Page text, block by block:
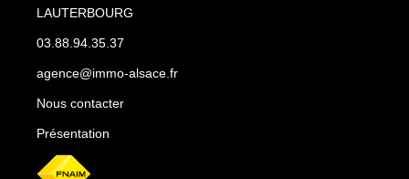
LAUTERBOURG
03.88.94.35.37
agence@immo-alsace.fr
Nous contacter
Présentation